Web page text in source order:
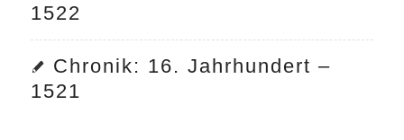
1522
Chronik: 16. Jahrhundert –
1521